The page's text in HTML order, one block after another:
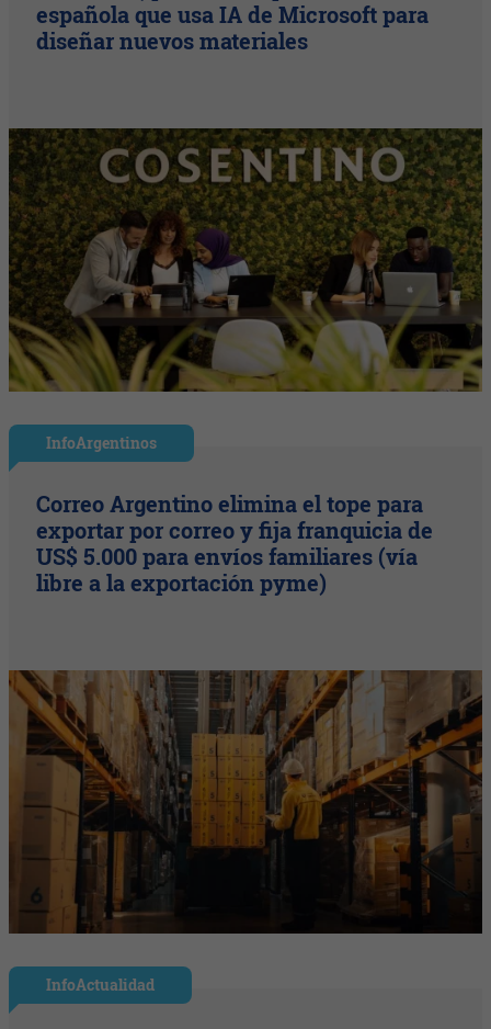
española que usa IA de Microsoft para
diseñar nuevos materiales
InfoArgentinos
Correo Argentino elimina el tope para
exportar por correo y fija franquicia de
US$ 5.000 para envíos familiares (vía
libre a la exportación pyme)
InfoActualidad